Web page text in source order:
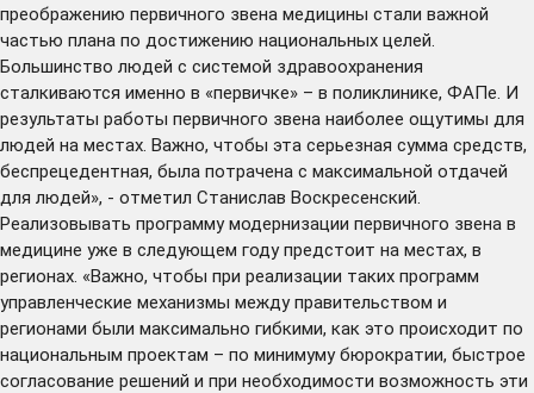
преображению первичного звена медицины стали важной
частью плана по достижению национальных целей.
Большинство людей с системой здравоохранения
сталкиваются именно в «первичке» – в поликлинике, ФАПе. И
результаты работы первичного звена наиболее ощутимы для
людей на местах. Важно, чтобы эта серьезная сумма средств,
беспрецедентная, была потрачена с максимальной отдачей
для людей», - отметил Станислав Воскресенский.
Реализовывать программу модернизации первичного звена в
медицине уже в следующем году предстоит на местах, в
регионах. «Важно, чтобы при реализации таких программ
управленческие механизмы между правительством и
регионами были максимально гибкими, как это происходит по
национальным проектам – по минимуму бюрократии, быстрое
согласование решений и при необходимости возможность эти